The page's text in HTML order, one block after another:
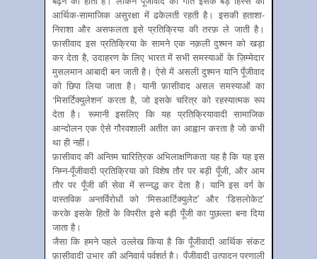
आर्थिक-सामाजिक असुरक्षा में ढकेलती रहती है। इसकी हताशा-
निराशा और असफलता इसे प्रतिक्रिया की तरफ़ ले जाती है।
फ़ासीवाद इस प्रतिक्रिया के सामने एक नक़ली दुश्मन को खड़ा
कर देता है, उदाहरण के लिए भारत में सभी समस्याओं के ज़िम्मेदार
मुसलमान आबादी बन जाती है। ऐसे में असली दुश्मन यानि पूँजीवाद
को छिपा लिया जाता है। यानी फ़ासीवाद असल समस्याओं का
‘मिसर्टिक्युलेशन’ करता है, जो इसके चरित्र को रहस्यात्मक रूप
देता है। रूमानी इसलिए कि यह प्रतिक्रियावादी सामाजिक
आन्दोलन एक ऐसे गौरवशाली अतीत का आह्वान करता है जो कभी
था ही नहीं।
फ़ासीवाद की अन्तिम चारित्रिक अभिलाक्षणिकता यह है कि यह इस
निम्न-पूँजीवादी प्रतिक्रिया को विशेष तौर पर बड़ी पूँजी, और आम
तौर पर पूँजी की सेवा में सन्नद्ध कर देता है। यानि इस वर्ग के
वास्तविक अन्तर्विरोधों को ‘मिसआर्टिक्युलेट’ और ‘डिसलोकेट’
करके इसके हितों के विपरीत इसे बड़ी पूँजी का पुछल्ला बना दिया
जाता है।
जैसा कि हमने पहले उल्लेख किया है कि पूँजीवादी आर्थिक संकट
फ़ासीवादी उभार की अनिवार्य पूर्वशर्त है। पूँजीवादी उत्पादन प्रणाली